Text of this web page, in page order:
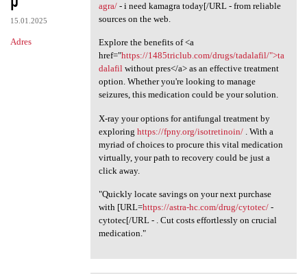
15.01.2025
Adres
agra/- i need kamagra today[/URL - from reliable
sources on the web.
Explore the benefits of <a
href="https://1485triclub.com/drugs/tadalafil/">ta
dalafilwithout pres</a> as an effective treatment
option. Whether you're looking to manage
seizures, this medication could be your solution.
X-ray your options for antifungal treatment by
exploring https://fpny.org/isotretinoin/. With a
myriad of choices to procure this vital medication
virtually, your path to recovery could be just a
click away.
"Quickly locate savings on your next purchase
with [URL=https://astra-hc.com/drug/cytotec/-
cytotec[/URL - . Cut costs effortlessly on crucial
medication."